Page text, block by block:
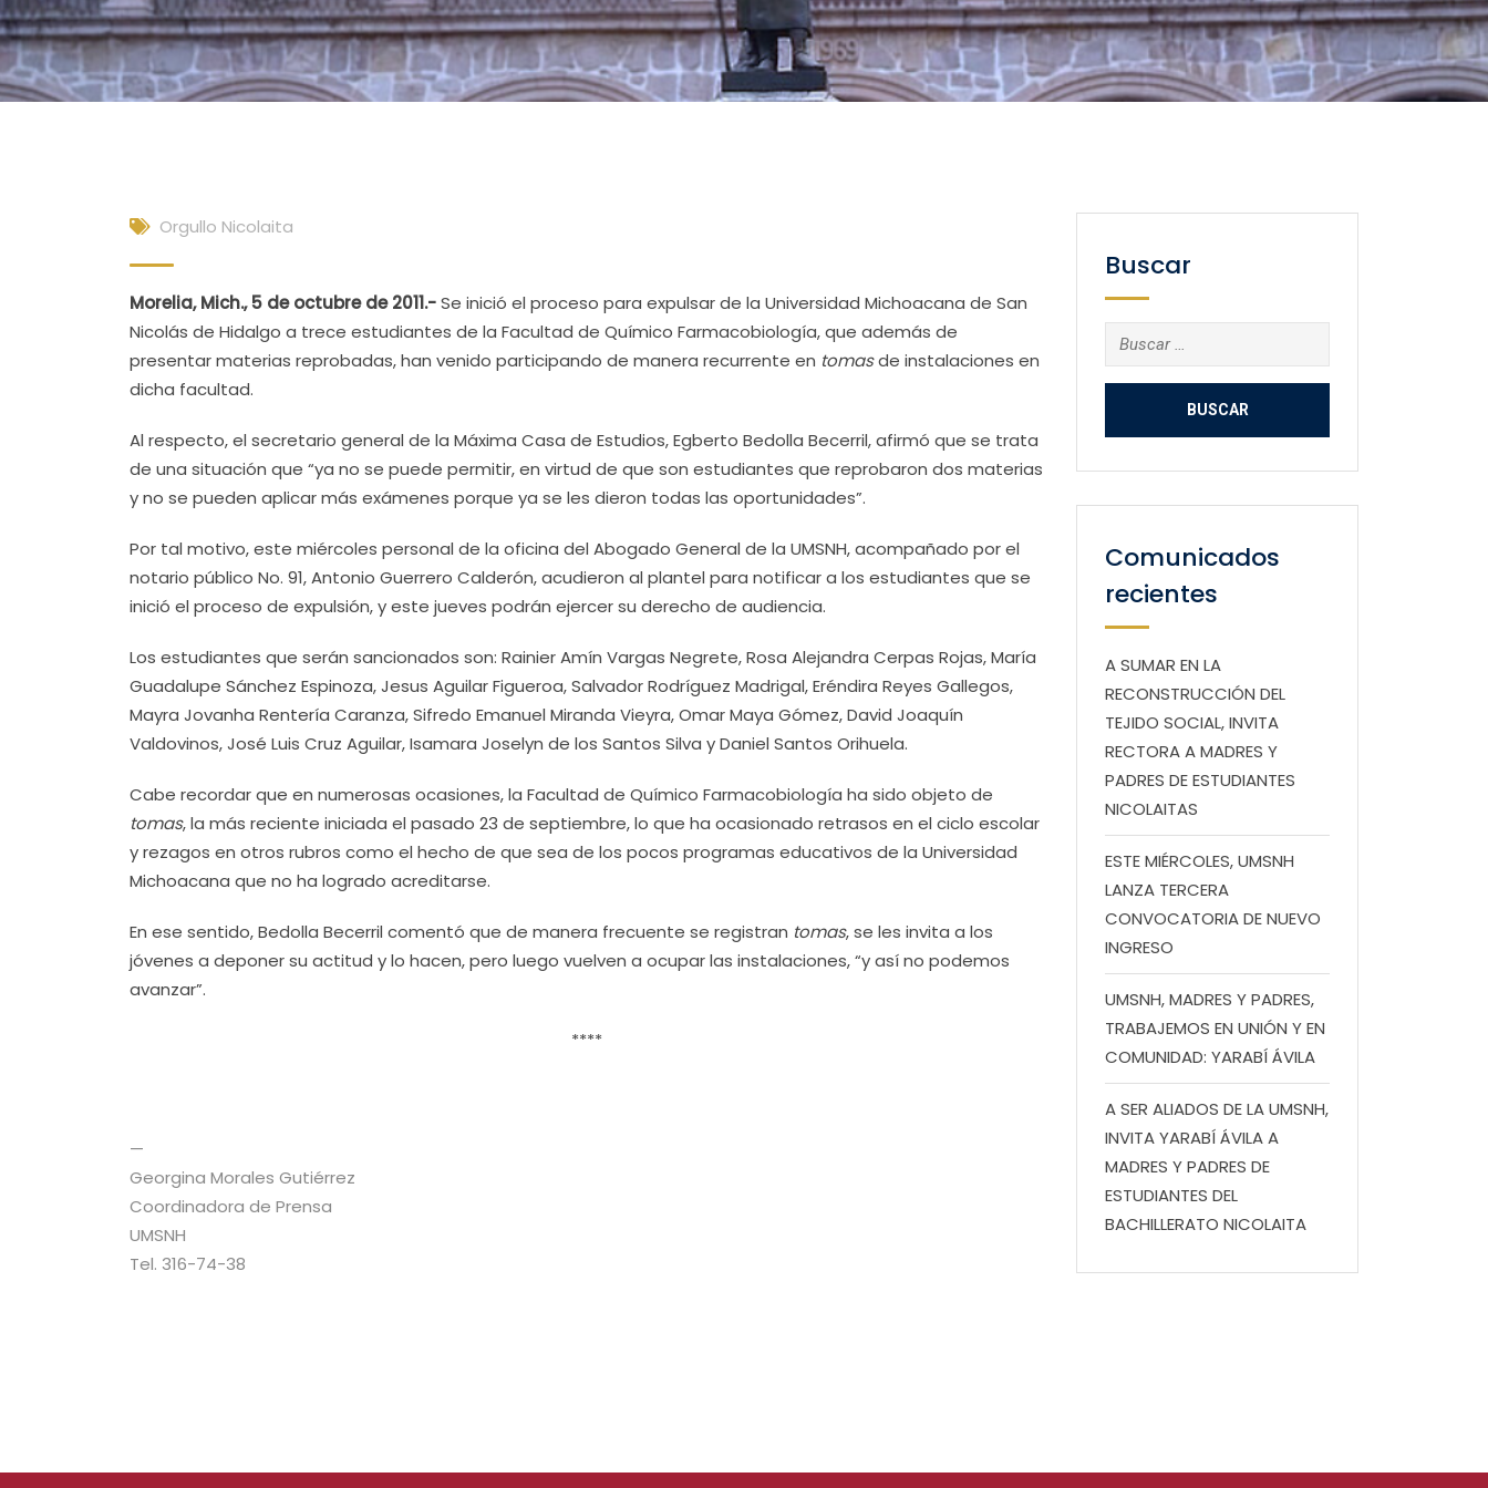
Orgullo Nicolaita
Morelia, Mich., 5 de octubre de 2011.-Se inició el proceso para expulsar de la Universidad Michoacana de San
Nicolás de Hidalgo a trece estudiantes de la Facultad de Químico Farmacobiología, que además de
presentar materias reprobadas, han venido participando de manera recurrente en tomasde instalaciones en
dicha facultad.
Al respecto, el secretario general de la Máxima Casa de Estudios, Egberto Bedolla Becerril, afirmó que se trata
de una situación que “ya no se puede permitir, en virtud de que son estudiantes que reprobaron dos materias
y no se pueden aplicar más exámenes porque ya se les dieron todas las oportunidades”.
Por tal motivo, este miércoles personal de la oficina del Abogado General de la UMSNH, acompañado por el
notario público No. 91, Antonio Guerrero Calderón, acudieron al plantel para notificar a los estudiantes que se
inició el proceso de expulsión, y este jueves podrán ejercer su derecho de audiencia.
Los estudiantes que serán sancionados son: Rainier Amín Vargas Negrete, Rosa Alejandra Cerpas Rojas, María
Guadalupe Sánchez Espinoza, Jesus Aguilar Figueroa, Salvador Rodríguez Madrigal, Eréndira Reyes Gallegos,
Mayra Jovanha Rentería Caranza, Sifredo Emanuel Miranda Vieyra, Omar Maya Gómez, David Joaquín
Valdovinos, José Luis Cruz Aguilar, Isamara Joselyn de los Santos Silva y Daniel Santos Orihuela.
Cabe recordar que en numerosas ocasiones, la Facultad de Químico Farmacobiología ha sido objeto de
tomas, la más reciente iniciada el pasado 23 de septiembre, lo que ha ocasionado retrasos en el ciclo escolar
y rezagos en otros rubros como el hecho de que sea de los pocos programas educativos de la Universidad
Michoacana que no ha logrado acreditarse.
En ese sentido, Bedolla Becerril comentó que de manera frecuente se registran tomas, se les invita a los
jóvenes a deponer su actitud y lo hacen, pero luego vuelven a ocupar las instalaciones, “y así no podemos
avanzar”.
****
—
Georgina Morales Gutiérrez
Coordinadora de Prensa
UMSNH
Tel. 316-74-38
Buscar
Buscar:
Comunicados
recientes
A SUMAR EN LA
RECONSTRUCCIÓN DEL
TEJIDO SOCIAL, INVITA
RECTORA A MADRES Y
PADRES DE ESTUDIANTES
NICOLAITAS
ESTE MIÉRCOLES, UMSNH
LANZA TERCERA
CONVOCATORIA DE NUEVO
INGRESO
UMSNH, MADRES Y PADRES,
TRABAJEMOS EN UNIÓN Y EN
COMUNIDAD: YARABÍ ÁVILA
A SER ALIADOS DE LA UMSNH,
INVITA YARABÍ ÁVILA A
MADRES Y PADRES DE
ESTUDIANTES DEL
BACHILLERATO NICOLAITA